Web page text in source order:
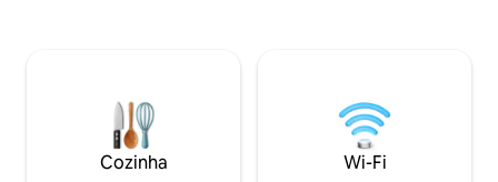
Cozinha Wi-Fi